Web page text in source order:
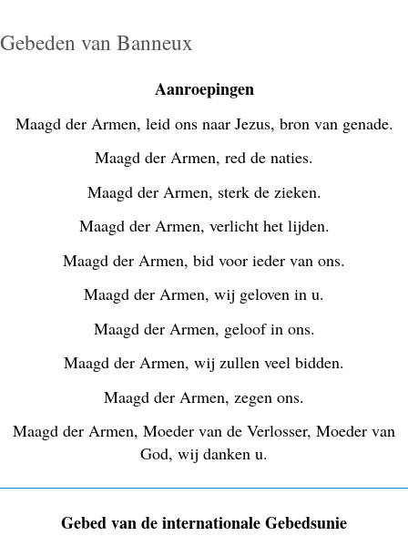
Gebeden van Banneux
Aanroepingen
Maagd der Armen, leid ons naar Jezus, bron van genade.
Maagd der Armen, red de naties.
Maagd der Armen, sterk de zieken.
Maagd der Armen, verlicht het lijden.
Maagd der Armen, bid voor ieder van ons.
Maagd der Armen, wij geloven in u.
Maagd der Armen, geloof in ons.
Maagd der Armen, wij zullen veel bidden.
Maagd der Armen, zegen ons.
Maagd der Armen, Moeder van de Verlosser, Moeder van
God, wij danken u.
Gebed van de internationale Gebedsunie